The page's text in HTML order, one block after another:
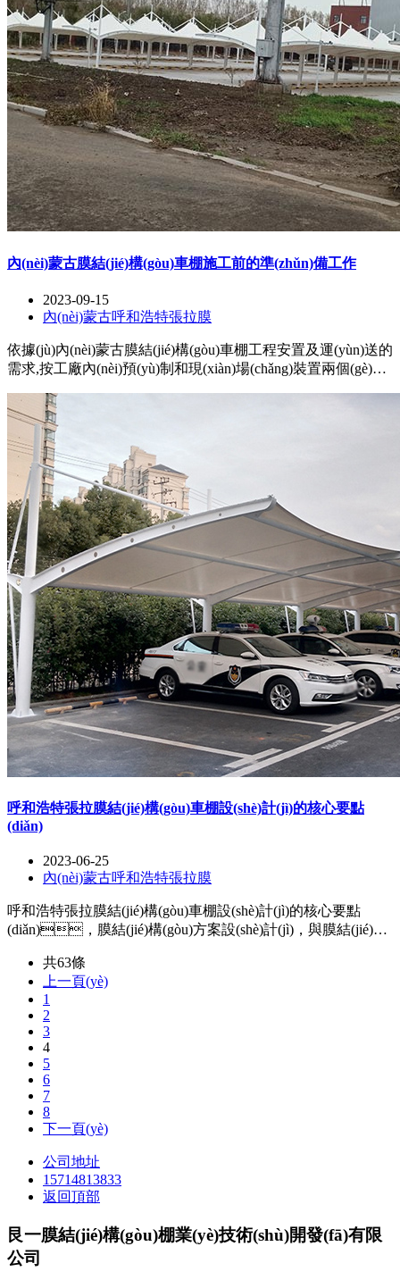
內(nèi)蒙古膜結(jié)構(gòu)車棚施工前的準(zhǔn)備工作
2023-09-15
內(nèi)蒙古呼和浩特張拉膜
依據(jù)內(nèi)蒙古膜結(jié)構(gòu)車棚工程安置及運(yùn)送的
需求,按工廠內(nèi)預(yù)制和現(xiàn)場(chǎng)裝置兩個(gè)有
技能卡
呼和浩特張拉膜結(jié)構(gòu)車棚設(shè)計(jì)的核心要點
(diǎn)
2023-06-25
內(nèi)蒙古呼和浩特張拉膜
呼和浩特張拉膜結(jié)構(gòu)車棚設(shè)計(jì)的核心要點
(diǎn)，膜結(jié)構(gòu)方案設(shè)計(jì)，與膜結(jié)構
(jīng)濟(jì)合理的初步設(shè)計(jì)方案；找形分
析，此過(guò)程與方案設(shè)計(jì)過(guò)程往往密
不可分；荷載分析。
共63條
上一頁(yè)
1
2
3
4
5
6
7
8
下一頁(yè)
公司地址
15714813833
返回頂部
艮一膜結(jié)構(gòu)棚業(yè)技術(shù)開發(fā)有限
公司